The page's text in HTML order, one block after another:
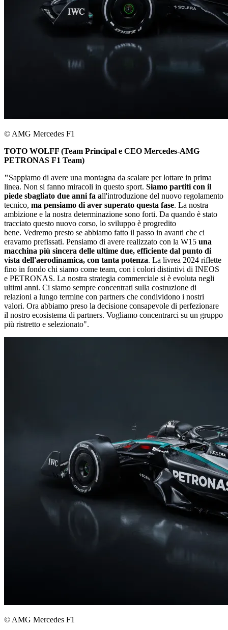
© AMG Mercedes F1
TOTO WOLFF (Team Principal e CEO Mercedes-AMG
PETRONAS F1 Team)
"Sappiamo di avere una montagna da scalare per lottare in prima
linea. Non si fanno miracoli in questo sport. Siamo partiti con il
piede sbagliato due anni fa all'introduzione del nuovo regolamento
tecnico, ma pensiamo di aver superato questa fase. La nostra
ambizione e la nostra determinazione sono forti. Da quando è stato
tracciato questo nuovo corso, lo sviluppo è progredito
bene. Vedremo presto se abbiamo fatto il passo in avanti che ci
eravamo prefissati. Pensiamo di avere realizzato con la W15 una
macchina più sincera delle ultime due, efficiente dal punto di
vista dell'aerodinamica, con tanta potenza. La livrea 2024 riflette
fino in fondo chi siamo come team, con i colori distintivi di INEOS
e PETRONAS. La nostra strategia commerciale si è evoluta negli
ultimi anni. Ci siamo sempre concentrati sulla costruzione di
relazioni a lungo termine con partners che condividono i nostri
valori. Ora abbiamo preso la decisione consapevole di perfezionare
il nostro ecosistema di partners. Vogliamo concentrarci su un gruppo
più ristretto e selezionato".
© AMG Mercedes F1